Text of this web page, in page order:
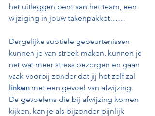
het uitleggen bent aan het team, een
wijziging in jouw takenpakket……
Dergelijke subtiele gebeurtenissen
kunnen je van streek maken, kunnen je
net wat meer stress bezorgen en gaan
vaak voorbij zonder dat jij het zelf zal
linken met een gevoel van afwijzing.
De gevoelens die bij afwijzing komen
kijken, kan je als bijzonder pijnlijk